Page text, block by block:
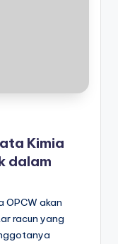
Kimia
dalam
OPCW akan
racun yang